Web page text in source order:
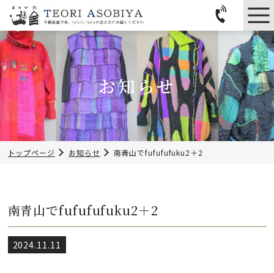
お知らせ
トップページ お知らせ 南青山でfufufufuku2＋2
南青山でfufufufuku2＋2
2024.11.11